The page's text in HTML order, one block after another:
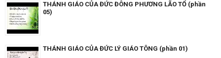
THÁNH GIÁO CỦA ĐỨC ĐÔNG PHƯƠNG LÃO TỔ (phần
05)
THÁNH GIÁO CỦA ĐỨC LÝ GIÁO TÔNG (phần 01)